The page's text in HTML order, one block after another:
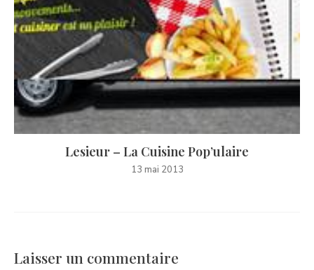
Lesieur – La Cuisine Pop’ulaire
13 mai 2013
Laisser un commentaire